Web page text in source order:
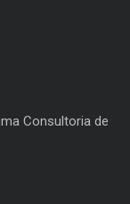
Consultoria de